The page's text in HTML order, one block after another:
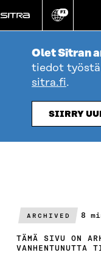
suoraan
sisältöön
Vaihda
kieli
FI
Olet Sitran
tiedot
sitra.fi.
SIIRRY
ARCHIVED 8
TÄMÄ SIVU ON
VANHENTUNUTTA